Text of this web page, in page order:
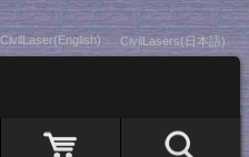
CivilLaser(English) CivilLasers(日本語)